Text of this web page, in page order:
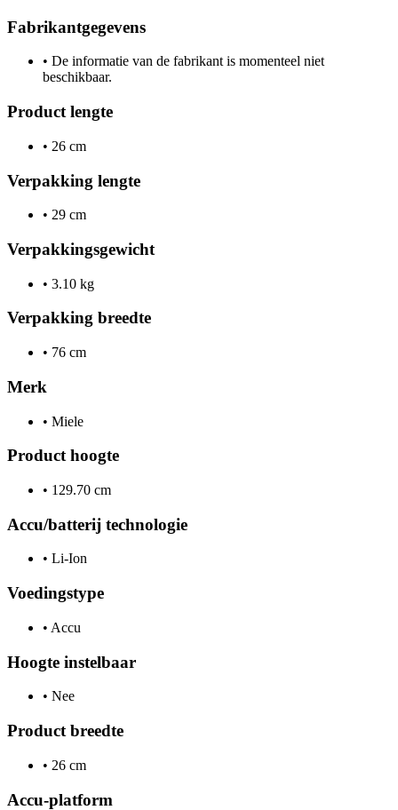
Fabrikantgegevens
• De informatie van de fabrikant is momenteel niet
beschikbaar.
Product lengte
• 26 cm
Verpakking lengte
• 29 cm
Verpakkingsgewicht
• 3.10 kg
Verpakking breedte
• 76 cm
Merk
• Miele
Product hoogte
• 129.70 cm
Accu/batterij technologie
• Li-Ion
Voedingstype
• Accu
Hoogte instelbaar
• Nee
Product breedte
• 26 cm
Accu-platform